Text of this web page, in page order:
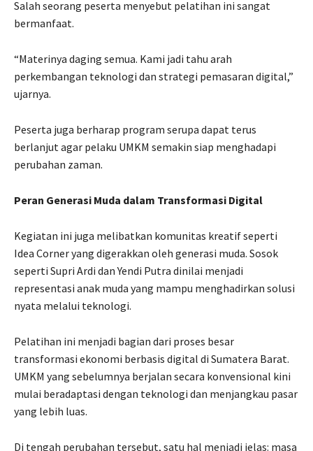
Salah seorang peserta menyebut pelatihan ini sangat
bermanfaat.
“Materinya daging semua. Kami jadi tahu arah
perkembangan teknologi dan strategi pemasaran digital,”
ujarnya.
Peserta juga berharap program serupa dapat terus
berlanjut agar pelaku UMKM semakin siap menghadapi
perubahan zaman.
Peran Generasi Muda dalam Transformasi Digital
Kegiatan ini juga melibatkan komunitas kreatif seperti
Idea Corner yang digerakkan oleh generasi muda. Sosok
seperti Supri Ardi dan Yendi Putra dinilai menjadi
representasi anak muda yang mampu menghadirkan solusi
nyata melalui teknologi.
Pelatihan ini menjadi bagian dari proses besar
transformasi ekonomi berbasis digital di Sumatera Barat.
UMKM yang sebelumnya berjalan secara konvensional kini
mulai beradaptasi dengan teknologi dan menjangkau pasar
yang lebih luas.
Di tengah perubahan tersebut, satu hal menjadi jelas: masa